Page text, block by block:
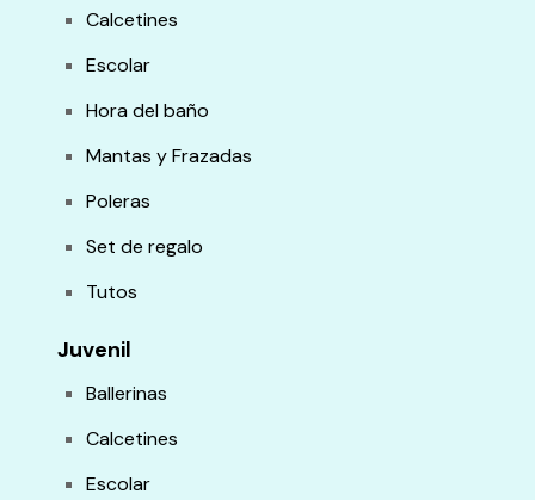
Calcetines
Escolar
Hora del baño
Mantas y Frazadas
Poleras
Set de regalo
Tutos
Juvenil
Ballerinas
Calcetines
Escolar